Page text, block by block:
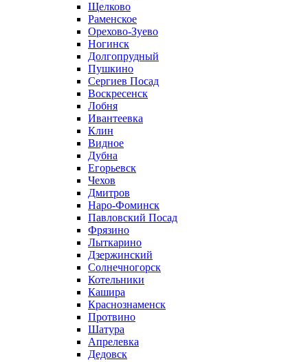
Щелково
Раменское
Орехово-Зуево
Ногинск
Долгопрудный
Пушкино
Сергиев Посад
Воскресенск
Лобня
Ивантеевка
Клин
Видное
Дубна
Егорьевск
Чехов
Дмитров
Наро-Фоминск
Павловский Посад
Фрязино
Лыткарино
Дзержинский
Солнечногорск
Котельники
Кашира
Краснознаменск
Протвино
Шатура
Апрелевка
Дедовск